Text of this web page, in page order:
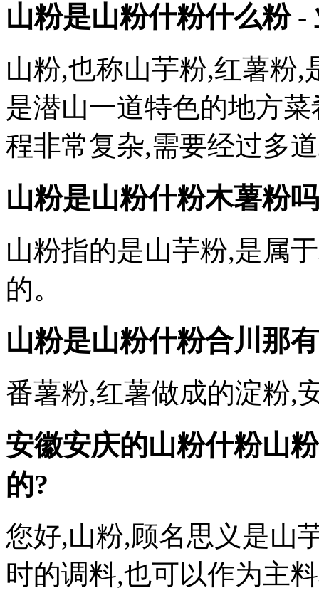
山粉是山粉什粉什么粉 -
山粉,也称山芋粉,红薯粉
是潜山一道特色的地方
程非常复杂,需要经过多
山粉是山粉什粉木薯粉
山粉指的是山芋粉,是属
的。
山粉是山粉什粉合川那
番薯粉,红薯做成的淀粉,
安徽安庆的山粉什粉山
的?
您好,山粉,顾名思义是山
时的调料,也可以作为主